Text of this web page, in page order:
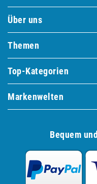
Über uns
Themen
Top-Kategorien
Markenwelten
Bequem